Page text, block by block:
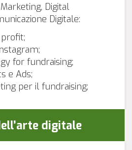
Digital
Digitale:
for fundraising;
e Ads;
per il fundraising;
digitale